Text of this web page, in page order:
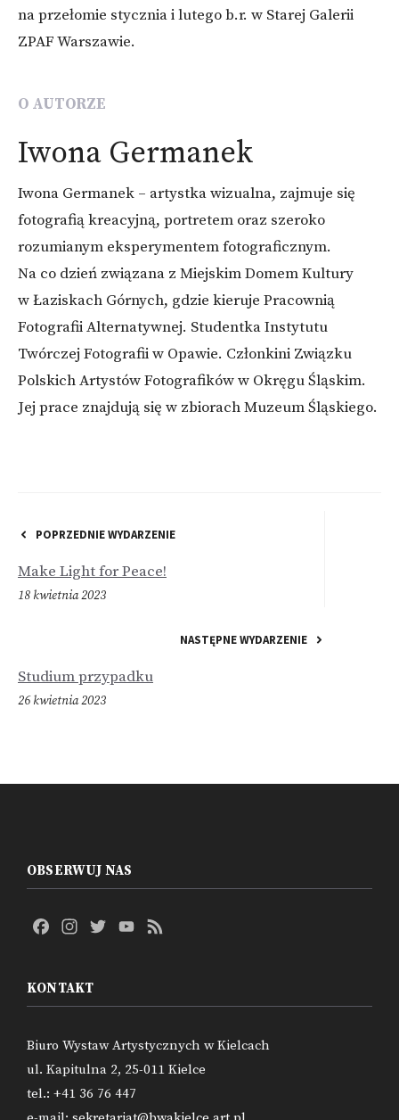
na przełomie stycznia i lutego b.r. w Starej Galerii
ZPAF Warszawie.
O AUTORZE
Iwona Germanek
Iwona Germanek – artystka wizualna, zajmuje się
fotografią kreacyjną, portretem oraz szeroko
rozumianym eksperymentem fotograficznym.
Na co dzień związana z Miejskim Domem Kultury
w Łaziskach Górnych, gdzie kieruje Pracownią
Fotografii Alternatywnej. Studentka Instytutu
Twórczej Fotografii w Opawie. Członkini Związku
Polskich Artystów Fotografików w Okręgu Śląskim.
Jej prace znajdują się w zbiorach Muzeum Śląskiego.
POPRZEDNIE WYDARZENIE
Make Light for Peace!
18 kwietnia 2023
NASTĘPNE WYDARZENIE
Studium przypadku
26 kwietnia 2023
OBSERWUJ NAS
FacebookInstagram
TwitterYouTube
KONTAKT
Biuro Wystaw Artystycznych w Kielcach
ul. Kapitulna 2, 25-011 Kielce
tel.: +41 36 76 447